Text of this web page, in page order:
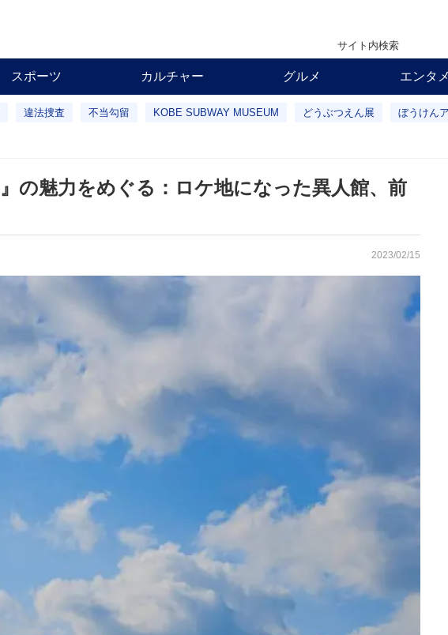
サイト内検索
スポーツ カルチャー グルメ エンタメ
違法捜査 不当勾留 KOBE SUBWAY MUSEUM どうぶつえん展 ぼうけん
の魅力をめぐる：ロケ地になった異人館、前
2023/02/15